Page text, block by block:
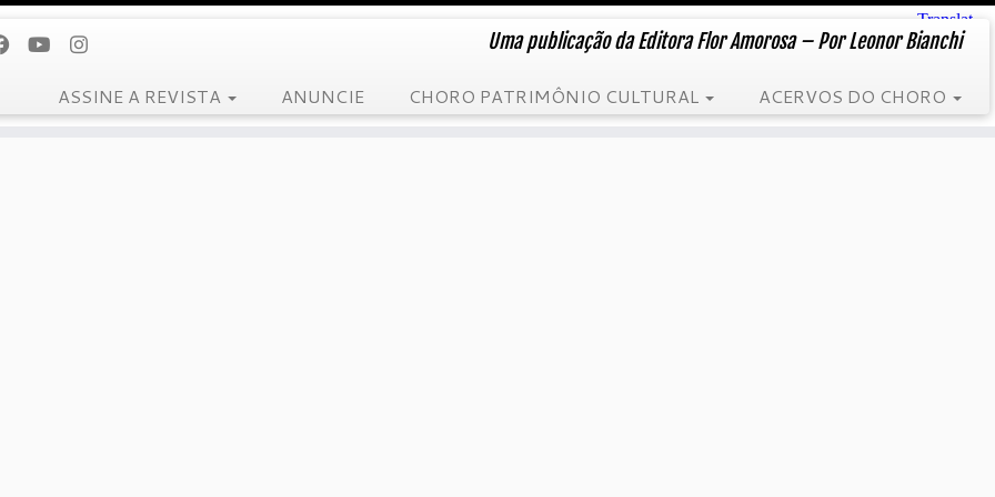
Uma publicação da Editora Flor Amorosa – Por Leonor Bianchi
ASSINE A REVISTA ANUNCIE CHORO PATRIMÔNIO CULTURAL ACERVOS DO CHORO